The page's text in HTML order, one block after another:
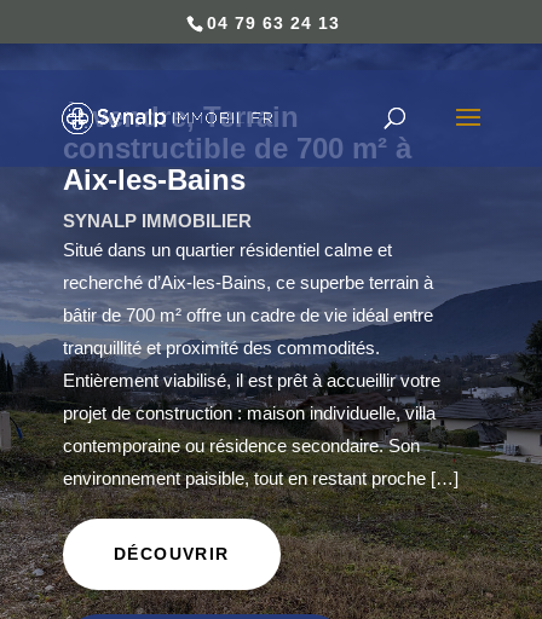
04 79 63 24 13
À vendre, Terrain
constructible de 700 m² à
Aix-les-Bains
SYNALP IMMOBILIER
Situé dans un quartier résidentiel calme et
recherché d’Aix-les-Bains, ce superbe terrain à
bâtir de 700 m² offre un cadre de vie idéal entre
tranquillité et proximité des commodités.
Entièrement viabilisé, il est prêt à accueillir votre
projet de construction : maison individuelle, villa
contemporaine ou résidence secondaire. Son
environnement paisible, tout en restant proche […]
DÉCOUVRIR